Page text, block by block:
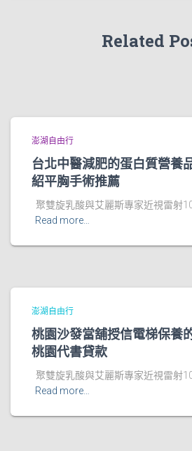
Related
澎湖自由行
台北中醫減肥的蛋白質營養
紹平胸手術推薦
聚雙旋乳酸與艾麗斯專家近視雷射
Read more…
澎湖自由行
桃園沙發當舖授信電梯保養
桃園代書貸款
聚雙旋乳酸與艾麗斯專家近視雷射
Read more…